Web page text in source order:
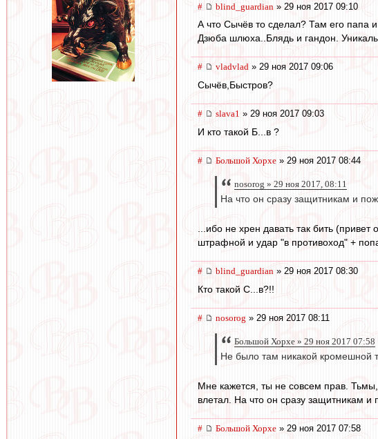
# blind_guardian » 29 ноя 2017 09:10
А что Сычёв то сделал? Там его папа
Дзюба шлюха..Блядь и гандон.
# vladvlad » 29 ноя 2017 09:06
Сычёв,Быстров?
# slava1 » 29 ноя 2017 09:03
И кто такой Б...в ?
# Большой Хорхе » 29 ноя 2017 08:44
nosorog » 29 ноя 2017, 08:11
На что он сразу защитникам и
...ибо не хрен давать так бить
штрафной и удар "в противоход" +
# blind_guardian » 29 ноя 2017 08:30
Кто такой С...в?!!
# nosorog » 29 ноя 2017 08:11
Большой Хорхе » 29 ноя 2017 07:58
Не было там никакой кромешной
Мне кажется, ты не совсем прав.
влетал. На что он сразу защитникам и
# Большой Хорхе » 29 ноя 2017 07:58